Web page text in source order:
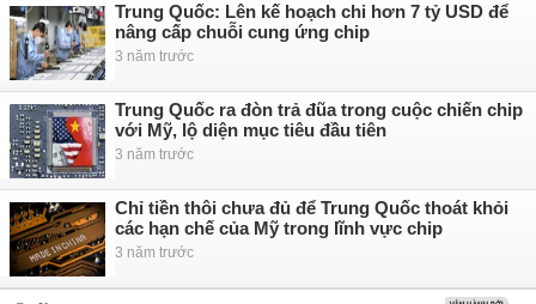
Trung Quốc: Lên kế hoạch chi hơn 7 tỷ USD để
nâng cấp chuỗi cung ứng chip
3 năm trước
Trung Quốc ra đòn trả đũa trong cuộc chiến chip
với Mỹ, lộ diện mục tiêu đầu tiên
3 năm trước
Chỉ tiền thôi chưa đủ để Trung Quốc thoát khỏi
các hạn chế của Mỹ trong lĩnh vực chip
3 năm trước